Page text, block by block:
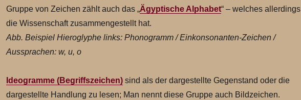
Gruppe von Zeichen zählt auch das „Ägyptische Alphabet“ – welches allerdings
die Wissenschaft zusammengestellt hat.
Abb. Beispiel Hieroglyphe links: Phonogramm / Einkonsonanten-Zeichen /
Aussprachen: w, u, o
Ideogramme (Begriffszeichen) sind als der dargestellte Gegenstand oder die
dargestellte Handlung zu lesen; Man nennt diese Gruppe auch Bildzeichen.